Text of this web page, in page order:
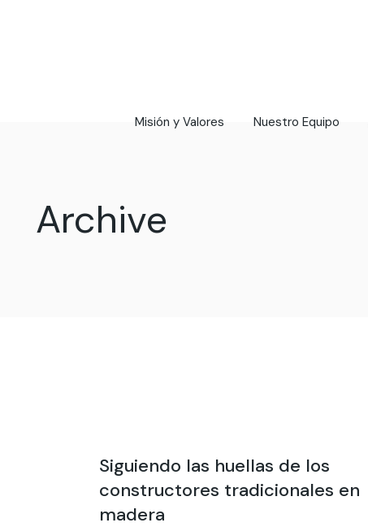
Misión y Valores Nuestro Equipo
Archive
Siguiendo las huellas de los
constructores tradicionales en
madera